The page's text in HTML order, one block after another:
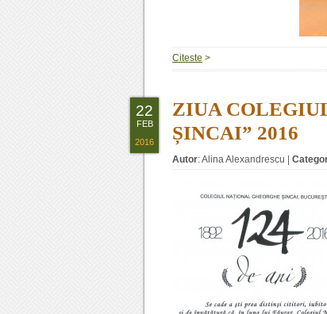
Citeste >
ZIUA
ȘINCAI” 2016
Autor:Alina Alexandrescu |
22
FEB
2016